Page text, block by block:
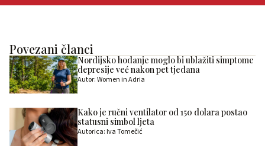
Povezani članci
Nordijsko hodanje moglo bi ublažiti simptome
depresije već nakon pet tjedana
Autor: Women in Adria
Kako je ručni ventilator od 150 dolara postao
statusni simbol ljeta
Autorica: Iva Tomečić